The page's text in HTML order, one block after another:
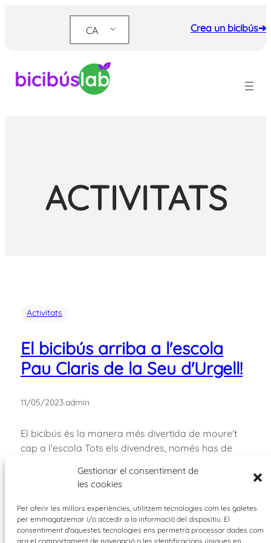
Gestionar el consentiment de
les cookies
Per oferir les millors experiències, utilitzem tecnologies com les galetes
per emmagatzemar i/o accedir a la informació del dispositiu. El
consentiment d'aquestes tecnologies ens permetrà processar dades com
ara el comportament de navegació o les identificacions úniques en
CA Crea un bicibús➔
ACTIVITATS
Activitats
El bicibús arriba a l'escola
Pau Claris de la Seu d'Urgell!
11/05/2023.admin
El bicibús és la manera més divertida de moure't
cap a l'escola Tots els divendres, només has de
pedalejant en grup. El bicibús és com una línia d
´autobús: Disposa d´una ruta, parades i horaris de
pas. Actualment, des de l´Escola Pau Claris de la
Seu…